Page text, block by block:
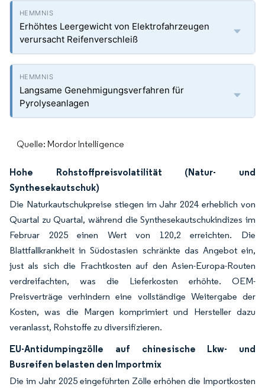
Erhöhtes Leergewicht von Elektrofahrzeugen
verursacht Reifenverschleiß
Langsame Genehmigungsverfahren für
Pyrolyseanlagen
Quelle: Mordor Intelligence
Hohe Rohstoffpreisvolatilität (Natur- und
Synthesekautschuk)
Die Naturkautschukpreise stiegen im Jahr 2024 erheblich von
Quartal zu Quartal, während die Synthesekautschukindizes im
Februar 2025 einen Wert von 120,2 erreichten. Die
Blattfallkrankheit in Südostasien schränkte das Angebot ein,
just als sich die Frachtkosten auf den Asien-Europa-Routen
verdreifachten, was die Lieferkosten erhöhte. OEM-
Preisverträge verhindern eine vollständige Weitergabe der
Kosten, was die Margen komprimiert und Hersteller dazu
veranlasst, Rohstoffe zu diversifizieren.
EU-Antidumpingzölle auf chinesische Lkw- und
Busreifen belasten den Importmix
Die im Jahr 2025 eingeführten Zölle erhöhen die Importkosten